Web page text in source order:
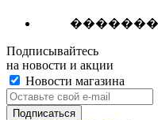
Подписывайтесь
на новости и акции
Новости магазина